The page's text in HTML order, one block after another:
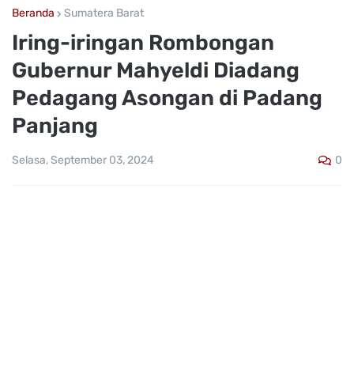
Beranda Sumatera Barat
Iring-iringan Rombongan
Gubernur Mahyeldi Diadang
Pedagang Asongan di Padang
Panjang
Selasa, September 03, 2024 0